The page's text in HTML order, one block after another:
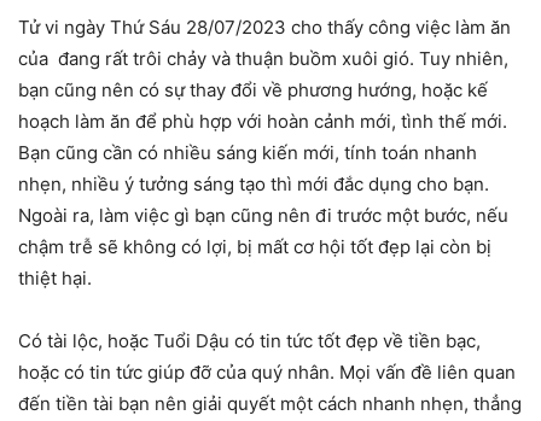
Tử vi ngày Thứ Sáu 28/07/2023 cho thấy công việc làm ăn
của đang rất trôi chảy và thuận buồm xuôi gió. Tuy nhiên,
bạn cũng nên có sự thay đổi về phương hướng, hoặc kế
hoạch làm ăn để phù hợp với hoàn cảnh mới, tình thế mới.
Bạn cũng cần có nhiều sáng kiến mới, tính toán nhanh
nhẹn, nhiều ý tưởng sáng tạo thì mới đắc dụng cho bạn.
Ngoài ra, làm việc gì bạn cũng nên đi trước một bước, nếu
chậm trễ sẽ không có lợi, bị mất cơ hội tốt đẹp lại còn bị
thiệt hại.
Có tài lộc, hoặc Tuổi Dậu có tin tức tốt đẹp về tiền bạc,
hoặc có tin tức giúp đỡ của quý nhân. Mọi vấn đề liên quan
đến tiền tài bạn nên giải quyết một cách nhanh nhẹn, thẳng